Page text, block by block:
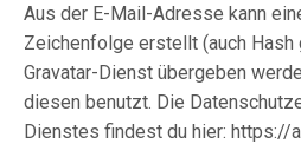
Aus der E-Mail-Adresse kann
Zeichenfolge erstellt (auch Hash
Gravatar-Dienst übergeben
diesen benutzt. Die
Dienstes findest du hier: https://